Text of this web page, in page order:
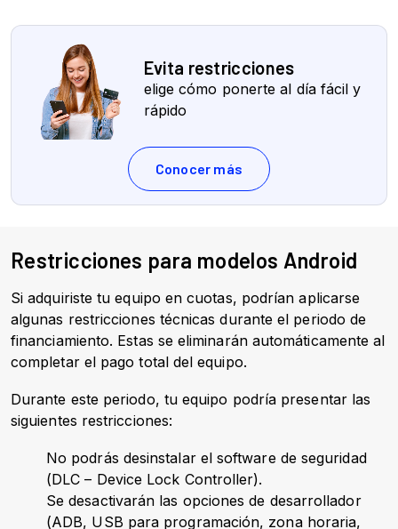
Evita restricciones
elige cómo ponerte al día fácil y
rápido
Restricciones para modelos Android
Si adquiriste tu equipo en cuotas, podrían aplicarse
algunas restricciones técnicas durante el periodo de
financiamiento. Estas se eliminarán automáticamente al
completar el pago total del equipo.
Durante este periodo, tu equipo podría presentar las
siguientes restricciones:
No podrás desinstalar el software de seguridad
(DLC – Device Lock Controller).
Se desactivarán las opciones de desarrollador
(ADB, USB para programación, zona horaria,